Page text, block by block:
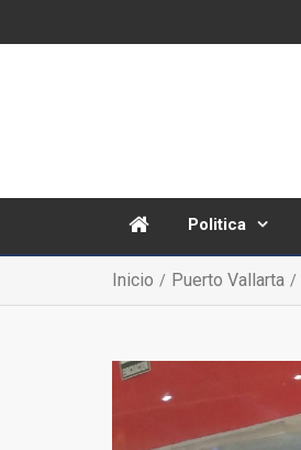
Politica
Inicio Puerto Vallarta